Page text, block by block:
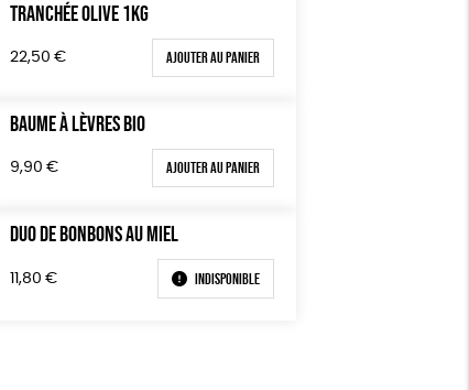
TRANCHÉE OLIVE 1KG
22,50 € Ajouter au panier
BAUME À LÈVRES BIO
9,90 € Ajouter au panier
DUO DE BONBONS AU MIEL
11,80 € Indisponible